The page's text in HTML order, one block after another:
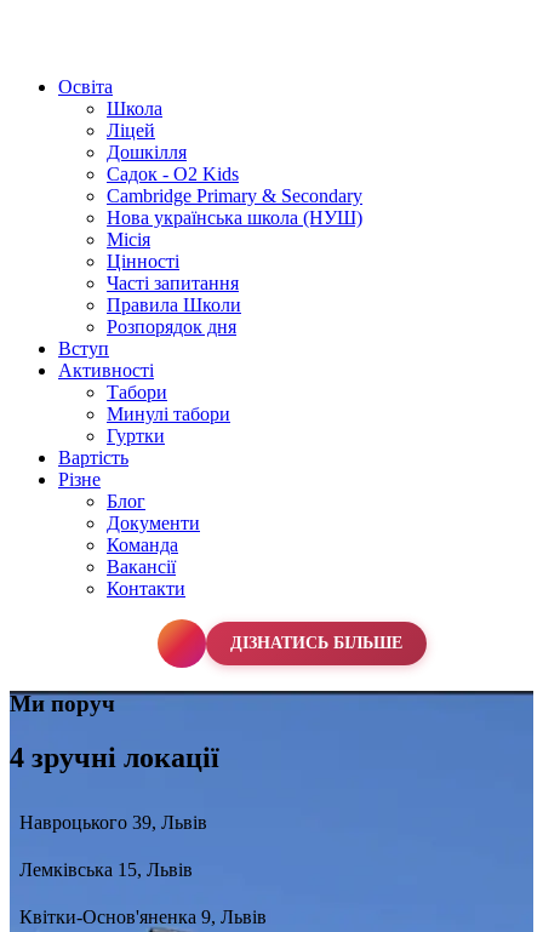
Освіта
Школа
Ліцей
Дошкілля
Садок - O2 Kids
Cambridge Primary & Secondary
Нова українська школа (НУШ)
Місія
Цінності
Часті запитання
Правила Школи
Розпорядок дня
Вступ
Активності
Табори
Минулі табори
Гуртки
Вартість
Різне
Блог
Документи
Команда
Вакансії
Контакти
ДІЗНАТИСЬ БІЛЬШЕ
Ми поруч
4 зручні локації
Навроцького 39, Львів
Лемківська 15, Львів
Квітки-Основ'яненка 9, Львів